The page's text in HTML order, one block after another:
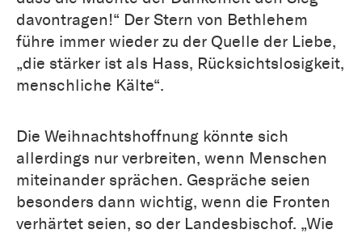
Die Predigt des Landesbischofs als PDF
herunterladen
davontragen!“ Der Stern von Bethlehem
führe immer wieder zu der Quelle der Liebe,
„die stärker ist als Hass, Rücksichtslosigkeit,
menschliche Kälte“.
Die Weihnachtshoffnung könnte sich
allerdings nur verbreiten, wenn Menschen
miteinander sprächen. Gespräche seien
besonders dann wichtig, wenn die Fronten
verhärtet seien, so der Landesbischof. „Wie